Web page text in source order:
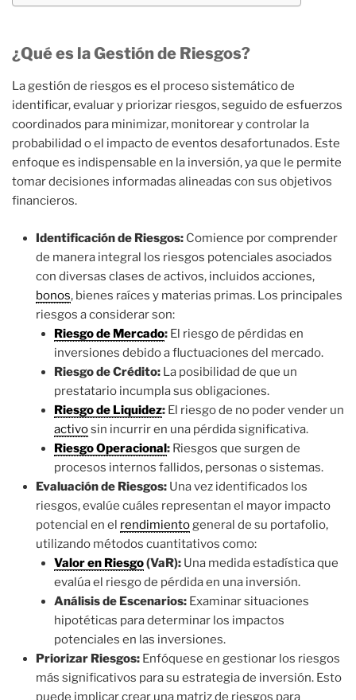
¿Qué es la Gestión de Riesgos?
La gestión de riesgos es el proceso sistemático de
identificar, evaluar y priorizar riesgos, seguido de esfuerzos
coordinados para minimizar, monitorear y controlar la
probabilidad o el impacto de eventos desafortunados. Este
enfoque es indispensable en la inversión, ya que le permite
tomar decisiones informadas alineadas con sus objetivos
financieros.
Identificación de Riesgos: Comience por comprender
de manera integral los riesgos potenciales asociados
con diversas clases de activos, incluidos acciones,
bonos, bienes raíces y materias primas. Los principales
riesgos a considerar son:
Riesgo de Mercado:El riesgo de pérdidas en
inversiones debido a fluctuaciones del mercado.
Riesgo de Crédito:La posibilidad de que un
prestatario incumpla sus obligaciones.
Riesgo de Liquidez:El riesgo de no poder vender un
activosin incurrir en una pérdida significativa.
Riesgo Operacional:Riesgos que surgen de
procesos internos fallidos, personas o sistemas.
Evaluación de Riesgos: Una vez identificados los
riesgos, evalúe cuáles representan el mayor impacto
potencial en el rendimientogeneral de su portafolio,
utilizando métodos cuantitativos como:
Valor en Riesgo(VaR):Una medida estadística que
evalúa el riesgo de pérdida en una inversión.
Análisis de Escenarios:Examinar situaciones
hipotéticas para determinar los impactos
potenciales en las inversiones.
Priorizar Riesgos: Enfóquese en gestionar los riesgos
más significativos para su estrategia de inversión. Esto
puede implicar crear una matriz de riesgos para